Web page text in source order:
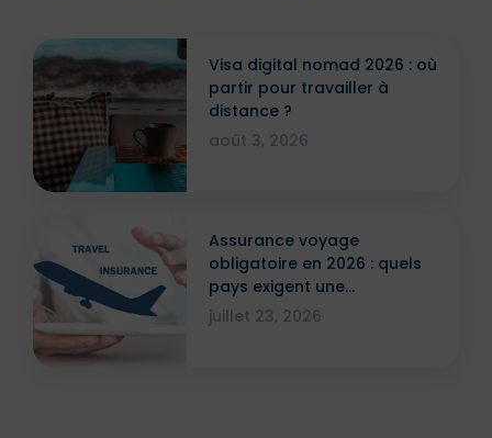
Visa digital nomad 2026 : où
partir pour travailler à
distance ?
août 3, 2026
Assurance voyage
obligatoire en 2026 : quels
pays exigent une
attestation ?
juillet 23, 2026